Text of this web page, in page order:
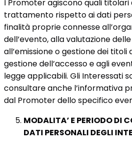
I Promoter agiscono quali
trattamento rispetto ai dati
finalità proprie connesse
dell’evento, alla valutazione
all’emissione o gestione dei titoli
gestione dell’accesso e agli
legge applicabili. Gli Interessati
consultare anche l’informativa
dal Promoter dello specifico
MODALITA’ E PERIODO DI
DATI PERSONALI DEGLI